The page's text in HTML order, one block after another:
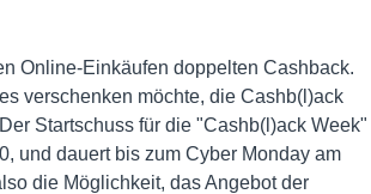
Online-Einkäufen doppelten Cashback.
verschenken möchte, die Cashb(l)ack
Startschuss für die "Cashb(l)ack Week"
und dauert bis zum Cyber Monday am
die Möglichkeit, das Angebot der